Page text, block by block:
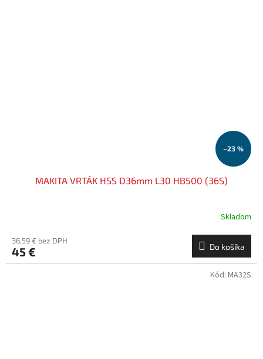
–23 %
MAKITA VRTÁK HSS D36mm L30 HB500 (36S)
Skladom
36,59 € bez DPH
45 € Do košíka
Kód: MA32S